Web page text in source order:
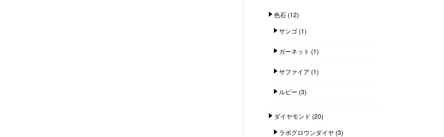
色石(12)
サンゴ(1)
ガーネット (1)
サファイア (1)
ルビー (3)
ダイヤモンド (20)
ラボグロウンダイヤ (3)